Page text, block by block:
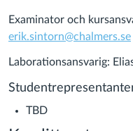
Examinator och
erik.sintorn@chalmers.se
Laborationsansvarig:
TBD